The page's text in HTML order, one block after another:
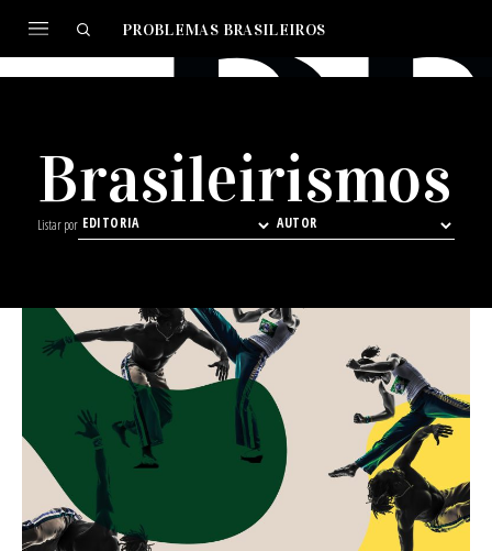
PROBLEMAS BRASILEIROS
Brasileirismos
Listar por